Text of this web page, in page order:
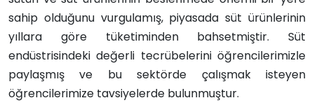
sahip olduğunu vurgulamış, piyasada süt ürünlerinin
yıllara göre tüketiminden bahsetmiştir. Süt
endüstrisindeki değerli tecrübelerini öğrencilerimizle
paylaşmış ve bu sektörde çalışmak isteyen
öğrencilerimize tavsiyelerde bulunmuştur.